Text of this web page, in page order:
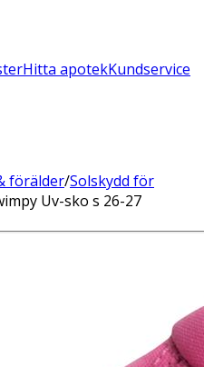
Hitta apotekKundservice
förälder/Solskydd för
Uv-sko s 26-27